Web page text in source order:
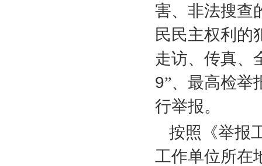
害、非法搜查
民民主权利的
走访、传真、
9”、最高检举
行举报。
按照《举报
工作单位所在